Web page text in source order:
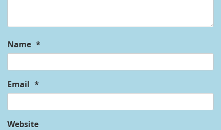
Name *
Email *
Website